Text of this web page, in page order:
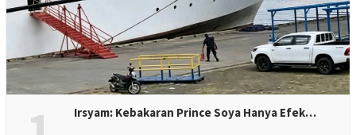
Irsyam: Kebakaran Prince Soya Hanya Efek…